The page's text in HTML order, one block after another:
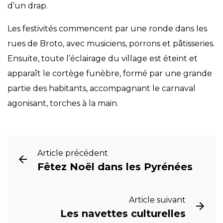
d’un drap.
Les festivités commencent par une ronde dans les
rues de Broto, avec musiciens, porrons et pâtisseries.
Ensuite, toute l’éclairage du village est éteint et
apparaît le cortège funèbre, formé par une grande
partie des habitants, accompagnant le carnaval
agonisant, torches à la main.
Article précédent
Fêtez Noël dans les Pyrénées
Article suivant
Les navettes culturelles